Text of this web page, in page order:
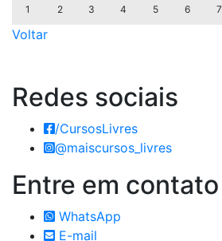
1 2 3 4 5 6 7
Voltar
Redes sociais
/CursosLivres
@maiscursos_livres
Entre em contato
WhatsApp
E-mail